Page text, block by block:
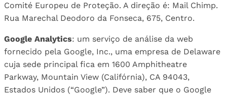
Comité Europeu de Proteção. A direção é: Mail Chimp.
Rua Marechal Deodoro da Fonseca, 675, Centro.
Google Analytics: um serviço de análise da web
fornecido pela Google, Inc., uma empresa de Delaware
cuja sede principal fica em 1600 Amphitheatre
Parkway, Mountain View (Califórnia), CA 94043,
Estados Unidos (“Google”). Deve saber que o Google